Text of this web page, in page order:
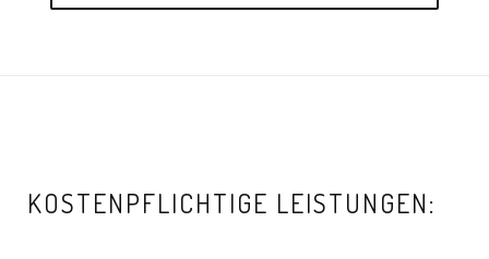
KOSTENPFLICHTIGE LEISTUNGEN: